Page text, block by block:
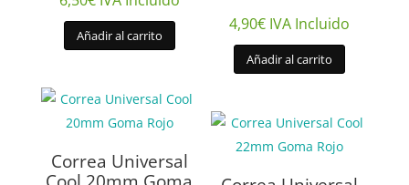
Añadir al carrito
4,90€ IVA Incluido
Añadir al carrito
Correa Universal